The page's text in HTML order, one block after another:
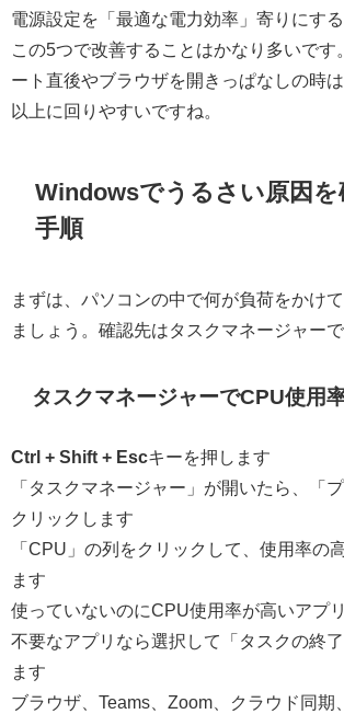
電源設定を「最適な電力効率」寄りにする
この5つで改善することはかなり多いです
ート直後やブラウザを開きっぱなしの時
以上に回りやすいですね。
Windowsでうるさい原因を
手順
まずは、パソコンの中で何が負荷をかけ
ましょう。確認先はタスクマネージャーで
タスクマネージャーでCPU使用
Ctrl + Shift + Escキーを押します
「タスクマネージャー」が開いたら、「
クリックします
「CPU」の列をクリックして、使用率の
ます
使っていないのにCPU使用率が高いアプ
不要なアプリなら選択して「タスクの終了
ます
ブラウザ、Teams、Zoom、クラウド同期